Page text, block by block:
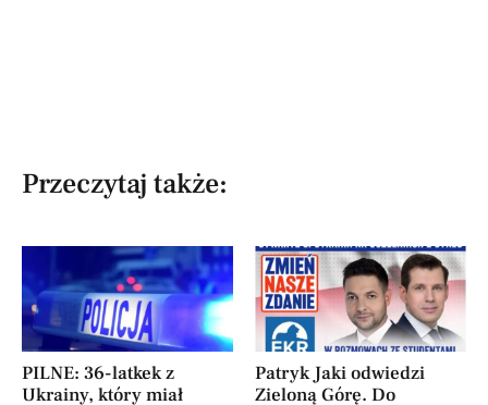
Przeczytaj także:
PILNE: 36-latkek z
Ukrainy, który miał
Patryk Jaki odwiedzi
Zieloną Górę. Do